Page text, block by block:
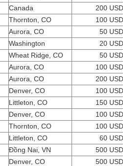
Canada
200 USD
Thornton, CO
100 USD
Aurora, CO
50 USD
Washington
20 USD
Wheat Ridge, CO
50 USD
Aurora, CO
100 USD
Aurora, CO
200 USD
Denver, CO
100 USD
Littleton, CO
150 USD
Denver, CO
100 USD
Thornton, CO
100 USD
Littleton, CO
60 USD
Đồng Nai, VN
500 USD
Denver, CO
500 USD